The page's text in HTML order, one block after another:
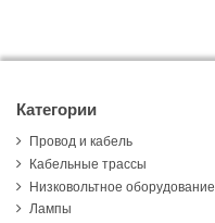
Категории
Провод и кабель
Кабельные трассы
Низковольтное оборудование
Лампы